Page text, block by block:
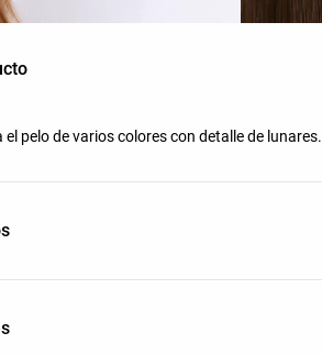
pelo de varios colores con detalle de lunares.